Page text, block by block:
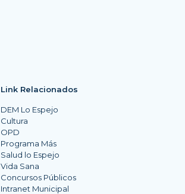
Link Relacionados
DEM Lo Espejo
Cultura
OPD
Programa Más
Salud lo Espejo
Vida Sana
Concursos Públicos
Intranet Municipal